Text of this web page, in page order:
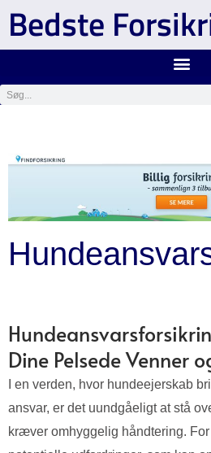
Bedste
Dine Pelsede Venner
I en verden, hvor hundeejerskab
ansvar, er det uundgåeligt at stå
kræver omhyggelig håndtering.